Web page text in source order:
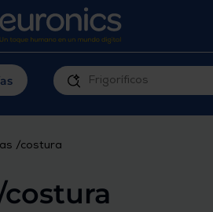
tu
entrega
/costura